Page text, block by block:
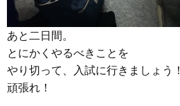
あと二日間。
とにかくやるべきことを
やり切って、入試に行きましょう！
頑張れ！